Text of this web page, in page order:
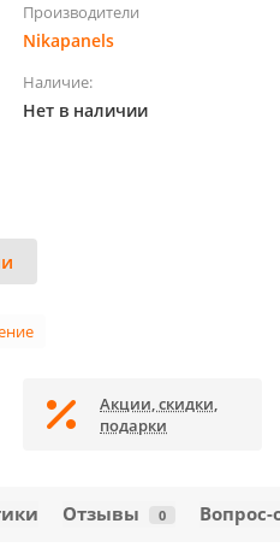
Производители
Nikapanels
Наличие:
Нет в наличии
Акции, скидки,
подарки
Отзывы 0 Вопрос-